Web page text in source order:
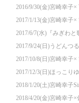
2016/9/30(金)宮崎幸子
2017/1/13(金)宮崎幸子
2017/6/7(水)『みぎわ
2017/9/24(日)うどんつ
2017/10/8(日)宮崎幸子
2017/12/3(日)ほっこり
2018/1/20(土)宮崎幸子
2018/4/20(金)宮崎幸子